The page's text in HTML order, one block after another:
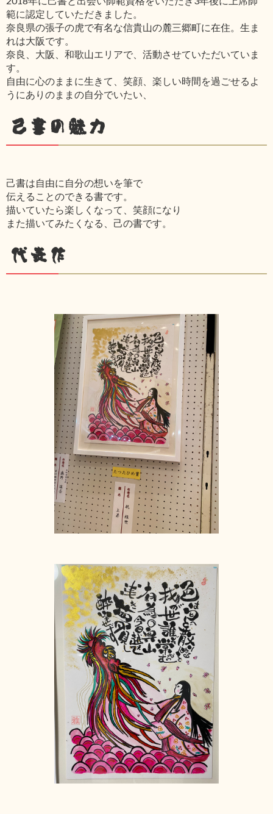
範に認定していただきました。
奈良県の張子の虎で有名な信貴山の麓三郷町に在住。生ま
れは大阪です。
奈良、大阪、和歌山エリアで、活動させていただいていま
す。
自由に心のままに生きて、笑顔、楽しい時間を過ごせるよ
うにありのままの自分でいたい、
己書の魅力
己書は自由に自分の想いを筆で
伝えることのできる書です。
描いていたら楽しくなって、笑顔になり
また描いてみたくなる、己の書です。
代表作